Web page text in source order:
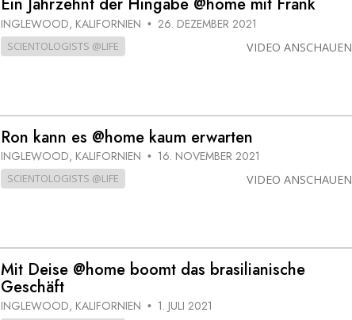
Ein Jahrzehnt der Hingabe @home mit Frank
INGLEWOOD, KALIFORNIEN • 26. DEZEMBER 2021
SCIENTOLOGISTS @LIFE VIDEO ANSCHAUEN
Ron kann es @home kaum erwarten
INGLEWOOD, KALIFORNIEN • 16. NOVEMBER 2021
SCIENTOLOGISTS @LIFE VIDEO ANSCHAUEN
Mit Deise @home boomt das brasilianische
Geschäft
INGLEWOOD, KALIFORNIEN • 1. JULI 2021